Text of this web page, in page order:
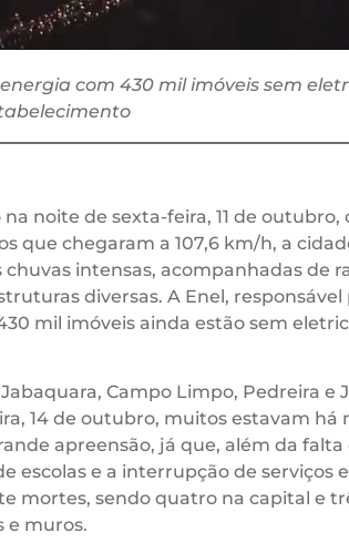
com 430 mil imóveis sem
noite de sexta-feira, 11 de outubro,
que chegaram a 107,6 km/h, a
intensas, acompanhadas de
diversas. A Enel,
mil imóveis ainda estão sem
Campo Limpo, Pedreira e
14 de outubro, muitos estavam há
apreensão, já que, além da falta
escolas e a interrupção de serviços
mortes, sendo quatro na capital e
e muros.